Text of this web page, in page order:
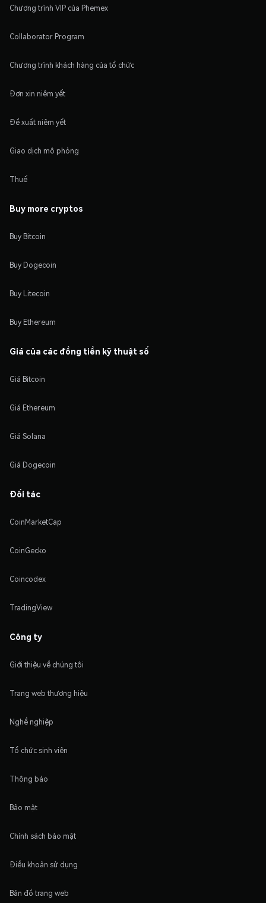
Chương trình VIP của Phemex
Collaborator Program
Chương trình khách hàng của tổ chức
Đơn xin niêm yết
Đề xuất niêm yết
Giao dịch mô phỏng
Thuế
Buy more cryptos
Buy Bitcoin
Buy Dogecoin
Buy Litecoin
Buy Ethereum
Giá của các đồng tiền kỹ thuật số
Giá Bitcoin
Giá Ethereum
Giá Solana
Giá Dogecoin
Đối tác
CoinMarketCap
CoinGecko
Coincodex
TradingView
Công ty
Giới thiệu về chúng tôi
Trang web thương hiệu
Nghề nghiệp
Tổ chức sinh viên
Thông báo
Bảo mật
Chính sách bảo mật
Điều khoản sử dụng
Bản đồ trang web